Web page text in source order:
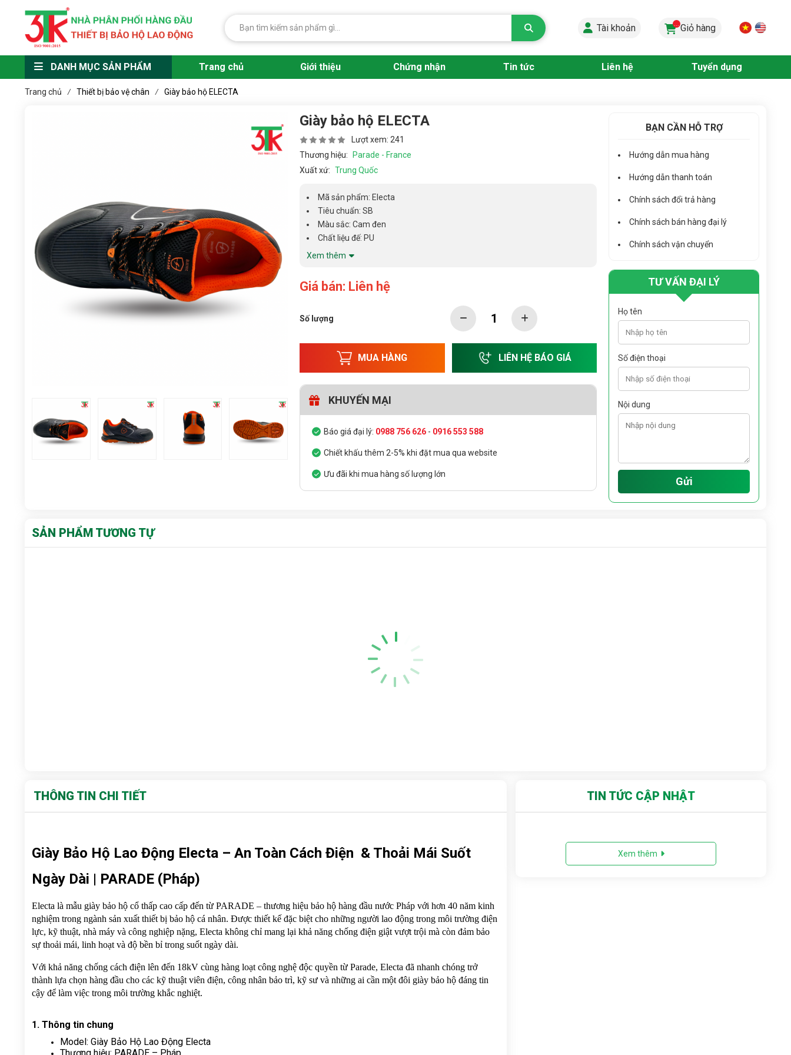
Tài khoản ...Giỏ hàng
DANH MỤC SẢN PHẨM Trang chủ Giới thiệu Chứng nhận Tin tức Liên hệ Tuyển dụng
Trang chủ / Thiết bị bảo vệ chân / Giày bảo hộ ELECTA
Giày bảo hộ ELECTA
Lượt xem: 241
Thương hiệu:
Parade - France
Xuất xứ: Trung Quốc
Mã sản phẩm: Electa
Tiêu chuẩn: SB
Màu sắc: Cam đen
Chất liệu đế: PU
Xem thêm
Giá bán: Liên hệ
Số lượng
MUA HÀNG LIÊN HỆ BÁO GIÁ
KHUYẾN MẠI
Báo giá đại lý: 0988 756 626 - 0916 553 588
Chiết khấu thêm 2-5% khi đặt mua qua website
Ưu đãi khi mua hàng số lượng lớn
BẠN CẦN HỖ TRỢ
Hướng dẫn mua hàng
Hướng dẫn thanh toán
Chính sách đổi trả hàng
Chính sách bán hàng đại lý
Chính sách vận chuyển
TƯ VẤN ĐẠI LÝ
Họ tên
Số điện thoại
Nội dung
Gửi
SẢN PHẨM TƯƠNG TỰ
THÔNG TIN CHI TIẾT
Giày Bảo Hộ Lao Động Electa – An Toàn Cách Điện  & Thoải Mái Suốt
Ngày Dài | PARADE (Pháp)
Electa là mẫu giày bảo hộ cổ thấp cao cấp đến từ PARADE – thương hiệu bảo hộ hàng đầu nước Pháp với hơn 40 năm kinh
nghiệm trong ngành sản xuất thiết bị bảo hộ cá nhân. Được thiết kế đặc biệt cho những người lao động trong môi trường điện
lực, kỹ thuật, nhà máy và công nghiệp nặng, Electa không chỉ mang lại khả năng chống điện giật vượt trội mà còn đảm bảo
sự thoải mái, linh hoạt và độ bền bỉ trong suốt ngày dài.
Với khả năng chống cách điện lên đến 18kV cùng hàng loạt công nghệ độc quyền từ Parade, Electa đã nhanh chóng trở
thành lựa chọn hàng đầu cho các kỹ thuật viên điện, công nhân bảo trì, kỹ sư và những ai cần một đôi giày bảo hộ đáng tin
cậy để làm việc trong môi trường khắc nghiệt.
1. Thông tin chung
Model: Giày Bảo Hộ Lao Động Electa
TIN TỨC CẬP NHẬT
Xem thêm